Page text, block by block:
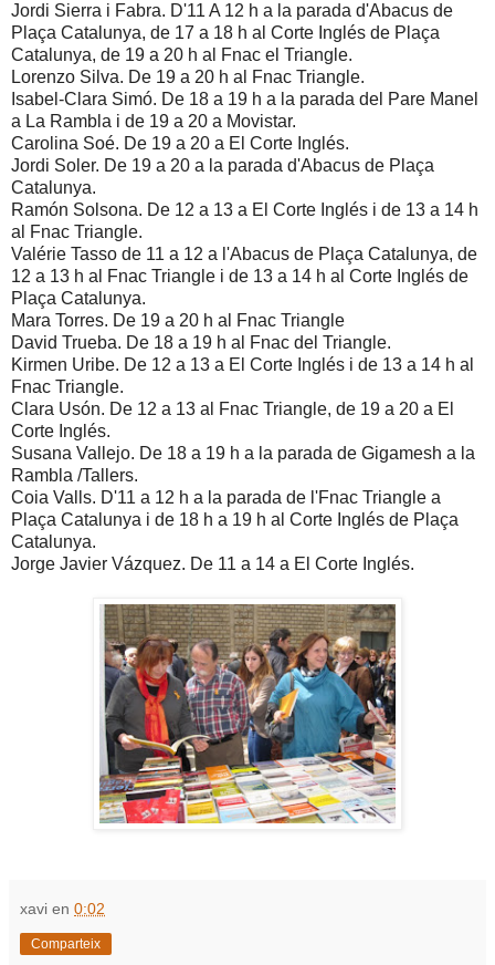
Jordi Sierra i Fabra. D'11 A 12 h a la parada d'Abacus de
Plaça Catalunya, de 17 a 18 h al Corte Inglés de Plaça
Catalunya, de 19 a 20 h al Fnac el Triangle.
Lorenzo Silva. De 19 a 20 h al Fnac Triangle.
Isabel-Clara Simó. De 18 a 19 h a la parada del Pare Manel
a La Rambla i de 19 a 20 a Movistar.
Carolina Soé. De 19 a 20 a El Corte Inglés.
Jordi Soler. De 19 a 20 a la parada d'Abacus de Plaça
Catalunya.
Ramón Solsona. De 12 a 13 a El Corte Inglés i de 13 a 14 h
al Fnac Triangle.
Valérie Tasso de 11 a 12 a l'Abacus de Plaça Catalunya, de
12 a 13 h al Fnac Triangle i de 13 a 14 h al Corte Inglés de
Plaça Catalunya.
Mara Torres. De 19 a 20 h al Fnac Triangle
David Trueba. De 18 a 19 h al Fnac del Triangle.
Kirmen Uribe. De 12 a 13 a El Corte Inglés i de 13 a 14 h al
Fnac Triangle.
Clara Usón. De 12 a 13 al Fnac Triangle, de 19 a 20 a El
Corte Inglés.
Susana Vallejo. De 18 a 19 h a la parada de Gigamesh a la
Rambla /Tallers.
Coia Valls. D'11 a 12 h a la parada de l'Fnac Triangle a
Plaça Catalunya i de 18 h a 19 h al Corte Inglés de Plaça
Catalunya.
Jorge Javier Vázquez. De 11 a 14 a El Corte Inglés.
xavi en 0:02
Comparteix